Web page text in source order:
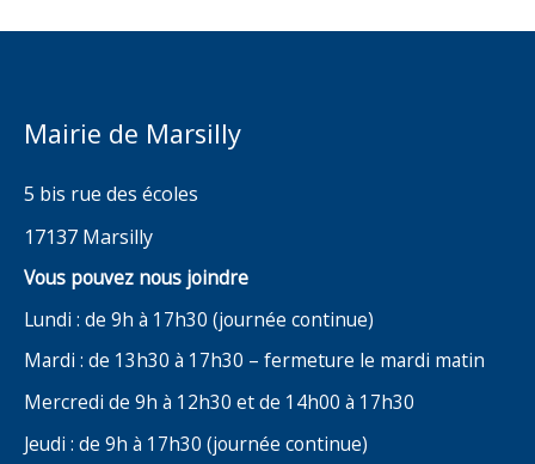
Mairie de Marsilly
5 bis rue des écoles
17137 Marsilly
Vous pouvez nous joindre
Lundi : de 9h à 17h30 (journée continue)
Mardi : de 13h30 à 17h30 – fermeture le mardi matin
Mercredi de 9h à 12h30 et de 14h00 à 17h30
Jeudi : de 9h à 17h30 (journée continue)